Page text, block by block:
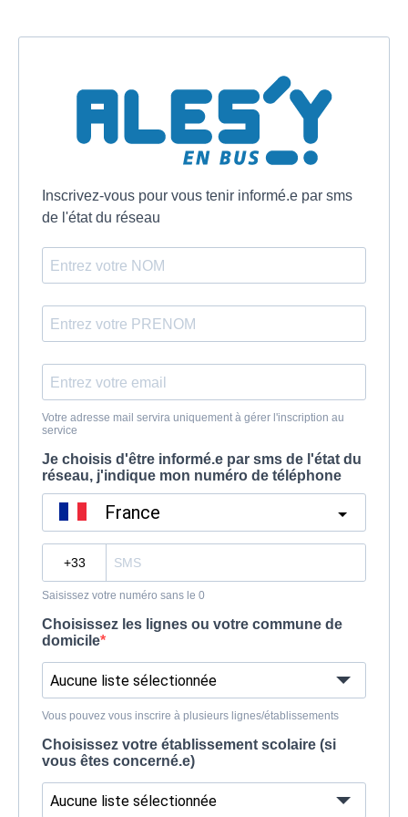
Inscrivez-vous pour vous tenir informé.e par sms
de l'état du réseau
Votre adresse mail servira uniquement à gérer l'inscription au
service
Je choisis d'être informé.e par sms de l'état du
réseau, j'indique mon numéro de téléphone
France
Saisissez votre numéro sans le 0
Choisissez les lignes ou votre commune de
domicile
Aucune liste sélectionnée
Vous pouvez vous inscrire à plusieurs lignes/établissements
Choisissez votre établissement scolaire (si
vous êtes concerné.e)
Aucune liste sélectionnée